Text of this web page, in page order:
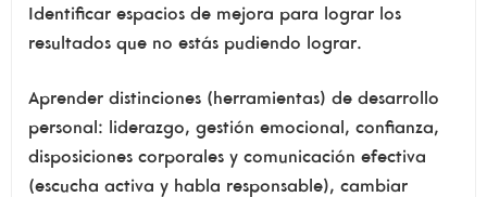
Identificar espacios de mejora para lograr los
resultados que no estás pudiendo lograr.
Aprender distinciones (herramientas) de desarrollo
personal: liderazgo, gestión emocional, confianza,
disposiciones corporales y comunicación efectiva
(escucha activa y habla responsable), cambiar